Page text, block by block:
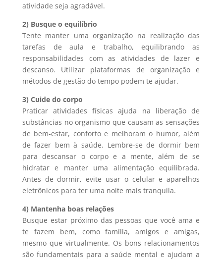
atividade seja agradável.
2) Busque o equilíbrio
Tente manter uma organização na realização das
tarefas de aula e trabalho, equilibrando as
responsabilidades com as atividades de lazer e
descanso. Utilizar plataformas de organização e
métodos de gestão do tempo podem te ajudar.
3) Cuide do corpo
Praticar atividades físicas ajuda na liberação de
substâncias no organismo que causam as sensações
de bem-estar, conforto e melhoram o humor, além
de fazer bem à saúde. Lembre-se de dormir bem
para descansar o corpo e a mente, além de se
hidratar e manter uma alimentação equilibrada.
Antes de dormir, evite usar o celular e aparelhos
eletrônicos para ter uma noite mais tranquila.
4) Mantenha boas relações
Busque estar próximo das pessoas que você ama e
te fazem bem, como família, amigos e amigas,
mesmo que virtualmente. Os bons relacionamentos
são fundamentais para a saúde mental e ajudam a